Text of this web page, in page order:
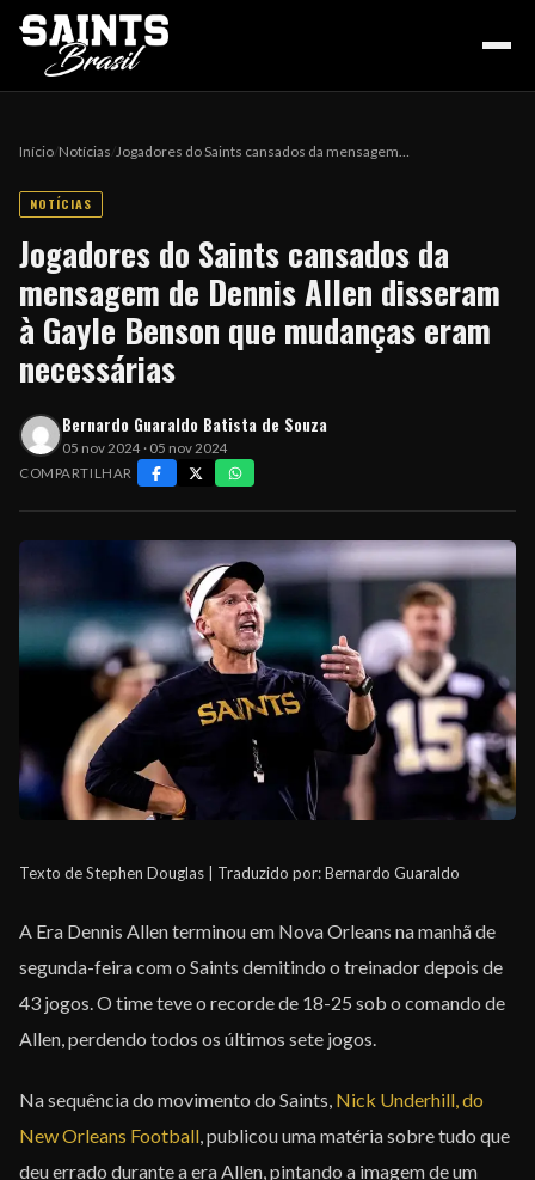
HOME
PODCAST
COLUNA DO ZÉ
NOSSA HISTÓRIA
EQUIPE
Início Notícias Jogadores do Saints cansados da mensagem…
NOTÍCIAS
Jogadores do Saints cansados da
mensagem de Dennis Allen disseram
à Gayle Benson que mudanças eram
necessárias
Bernardo Guaraldo Batista de Souza
05 nov 2024 · 05 nov 2024
COMPARTILHAR
Texto de Stephen Douglas | Traduzido por: Bernardo Guaraldo
A Era Dennis Allen terminou em Nova Orleans na manhã de
segunda-feira com o Saints demitindo o treinador depois de
43 jogos. O time teve o recorde de 18-25 sob o comando de
Allen, perdendo todos os últimos sete jogos.
Na sequência do movimento do Saints, Nick Underhill, do
New Orleans Football, publicou uma matéria sobre tudo que
deu errado durante a era Allen, pintando a imagem de um